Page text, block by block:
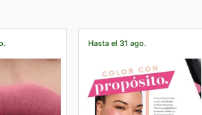
Hasta el 31 ago.